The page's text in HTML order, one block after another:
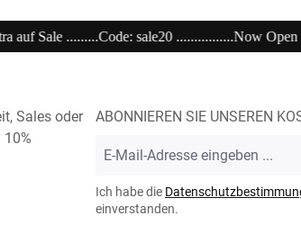
Open unser Super---
Sales oder
ABONNIEREN SIE UNSEREN
Mail-
*
Ich habe die
einverstanden.